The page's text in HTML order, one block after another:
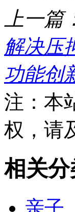
上一篇
解决压
功能创
注：本
权，请
相关分
亲子